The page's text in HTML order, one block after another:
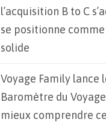
l’acquisition B to C
se positionne
solide
Voyage Family lance
Baromètre du
mieux comprendre